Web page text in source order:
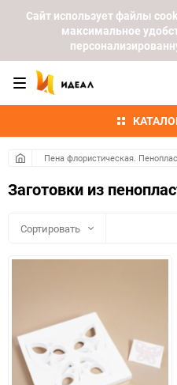
Cайт использует файлы
максимальное
Пена флористическая.
Заготовки из
Сортировать